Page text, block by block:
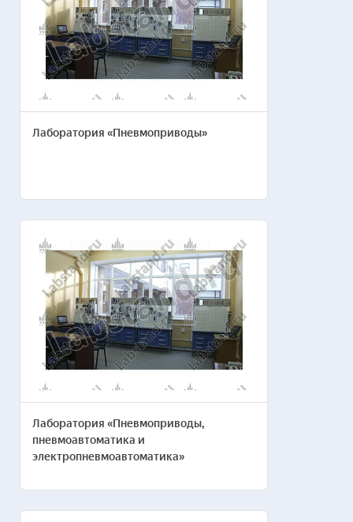
Лаборатория «Пневмоприводы»
Лаборатория «Пневмоприводы,
пневмоавтоматика и
электропневмоавтоматика»
Пожелания по
комплектации
лаборатории